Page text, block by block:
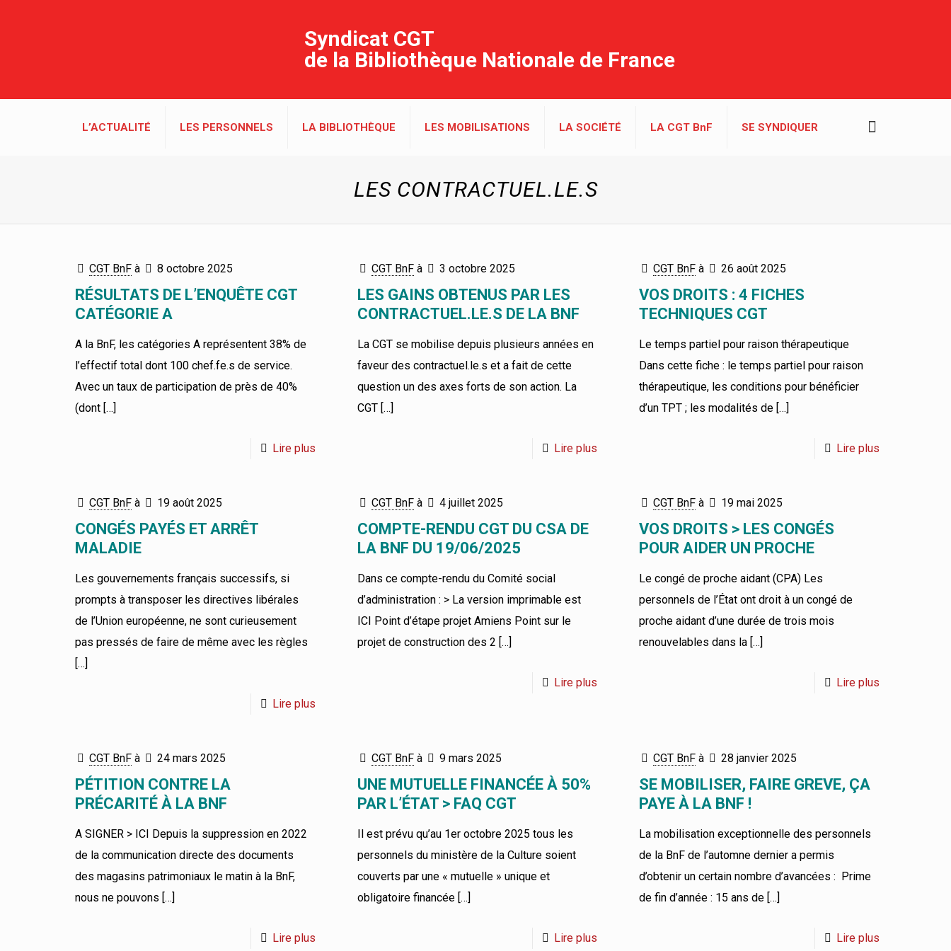
Syndicat CGT
de la Bibliothèque Nationale de France
L’ACTUALITÉ LES PERSONNELS LA BIBLIOTHÈQUE LES MOBILISATIONS LA SOCIÉTÉ LA CGT BnF SE SYNDIQUER
LES CONTRACTUEL.LE.S
CGT BnF à 8 octobre 2025
RÉSULTATS DE L’ENQUÊTE CGT
CATÉGORIE A
A la BnF, les catégories A représentent 38% de
l’effectif total dont 100 chef.fe.s de service.
Avec un taux de participation de près de 40%
(dont[…]
Lire plus
CGT BnF à 3 octobre 2025
LES GAINS OBTENUS PAR LES
CONTRACTUEL.LE.S DE LA BNF
La CGT se mobilise depuis plusieurs années en
faveur des contractuel.le.s et a fait de cette
question un des axes forts de son action. La
CGT[…]
Lire plus
CGT BnF à 26 août 2025
VOS DROITS : 4 FICHES
TECHNIQUES CGT
Le temps partiel pour raison thérapeutique
Dans cette fiche : le temps partiel pour raison
thérapeutique, les conditions pour bénéficier
d’un TPT ; les modalités de […]
Lire plus
CGT BnF à 19 août 2025
CONGÉS PAYÉS ET ARRÊT
MALADIE
Les gouvernements français successifs, si
prompts à transposer les directives libérales
de l’Union européenne, ne sont curieusement
pas pressés de faire de même avec les règles
[…]
Lire plus
CGT BnF à 4 juillet 2025
COMPTE-RENDU CGT DU CSA DE
LA BNF DU 19/06/2025
Dans ce compte-rendu du Comité social
d’administration : > La version imprimable est
ICI Point d’étape projet Amiens Point sur le
projet de construction des 2 […]
Lire plus
CGT BnF à 19 mai 2025
VOS DROITS > LES CONGÉS
POUR AIDER UN PROCHE
Le congé de proche aidant (CPA) Les
personnels de l’État ont droit à un congé de
proche aidant d’une durée de trois mois
renouvelables dans la […]
Lire plus
CGT BnF à 24 mars 2025
PÉTITION CONTRE LA
PRÉCARITÉ À LA BNF
A SIGNER > ICI Depuis la suppression en 2022
de la communication directe des documents
des magasins patrimoniaux le matin à la BnF,
nous ne pouvons […]
Lire plus
CGT BnF à 9 mars 2025
UNE MUTUELLE FINANCÉE À 50%
PAR L’ÉTAT > FAQ CGT
Il est prévu qu’au 1er octobre 2025 tous les
personnels du ministère de la Culture soient
couverts par une « mutuelle » unique et
obligatoire financée[…]
Lire plus
CGT BnF à 28 janvier 2025
SE MOBILISER, FAIRE GREVE, ÇA
PAYE À LA BNF !
La mobilisation exceptionnelle des personnels
de la BnF de l’automne dernier a permis
d’obtenir un certain nombre d’avancées : Prime
de fin d’année : 15 ans de […]
Lire plus